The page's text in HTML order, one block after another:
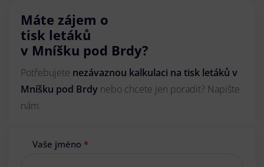
Máte zájem o
tisk letáků
v Mníšku pod Brdy?
Potřebujete nezávaznou kalkulaci na tisk letáků v
Mníšku pod Brdy nebo chcete jen poradit? Napište
nám.
Vaše jméno *